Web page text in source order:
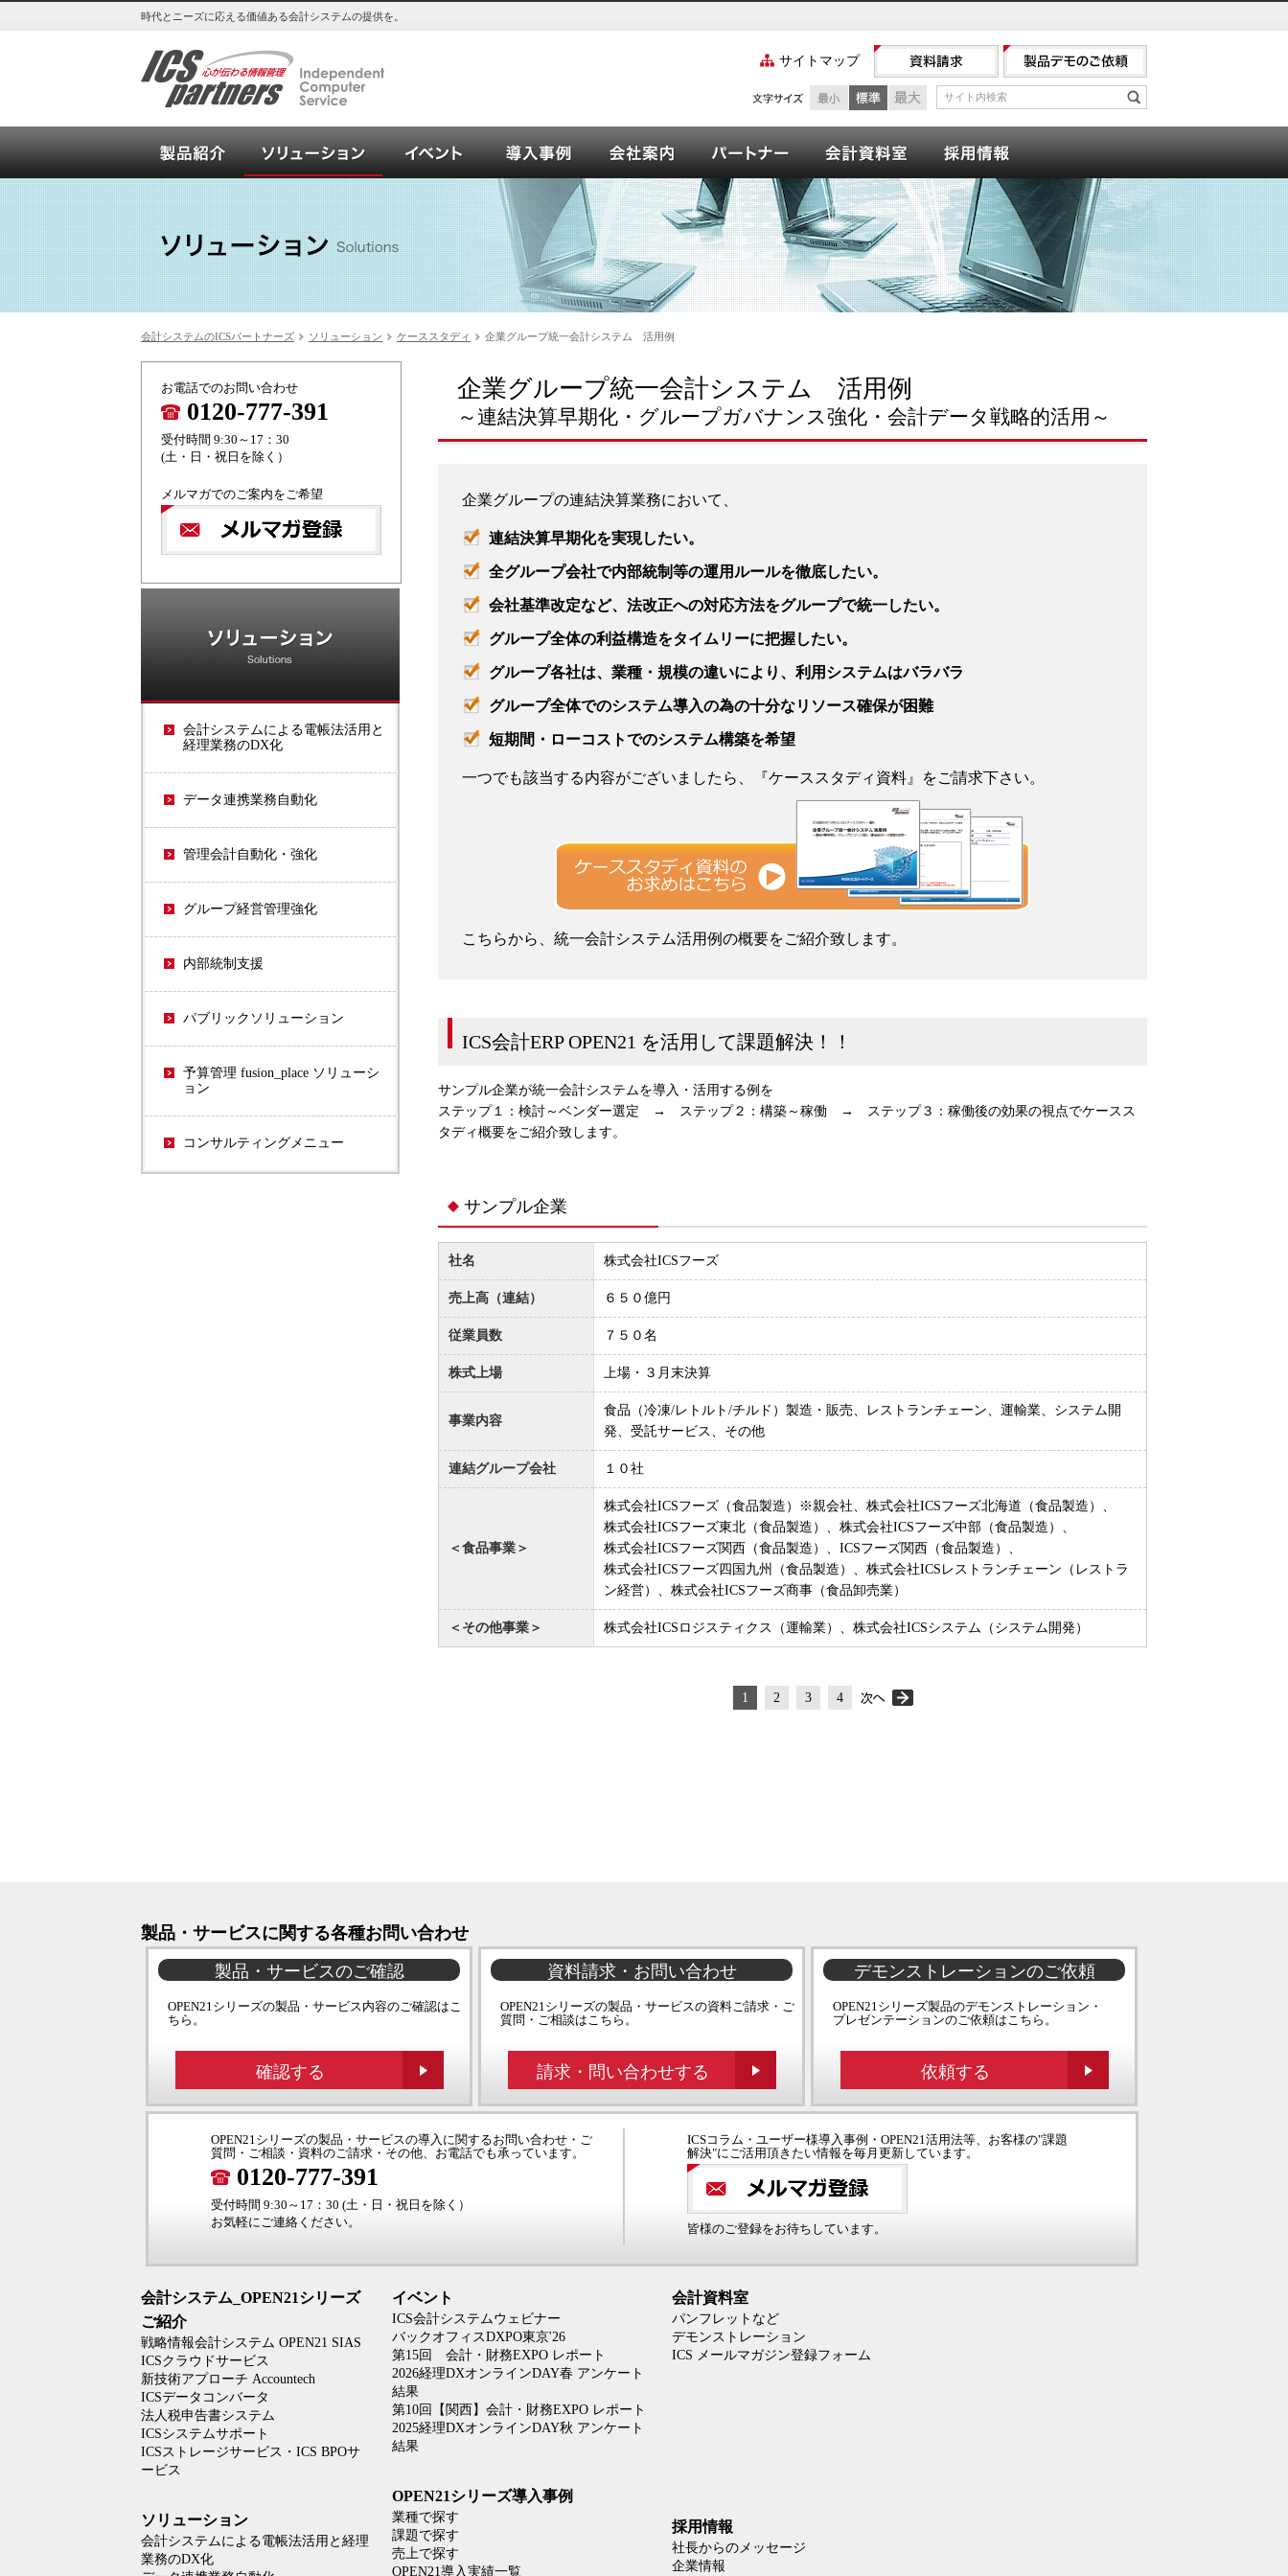
時代とニーズに応える価値ある会計システムの提供を。
サイトマップ
最小 標準 最大サイト内検索
会計システム_OPEN21シリーズご紹介
ソリューション イベント OPEN21シリーズ導入事例
会社案内 パートナー 会計資料室
会計システムのICSパートナーズ ソリューション ケーススタディ 企業グループ統一会計システム 活用例
お電話でのお問い合わせ
0120-777-391
受付時間 9:30～17：30
(土・日・祝日を除く）
メルマガでのご案内をご希望
ソリューション
会計システムによる電帳法活用と
経理業務のDX化
データ連携業務自動化
管理会計自動化・強化
グループ経営管理強化
内部統制支援
パブリックソリューション
予算管理 fusion_place ソリューシ
ョン
コンサルティングメニュー
企業グループ統一会計システム 活用例
～連結決算早期化・グループガバナンス強化・会計データ戦略的活用～
企業グループの連結決算業務において、
連結決算早期化を実現したい。
全グループ会社で内部統制等の運用ルールを徹底したい。
会社基準改定など、法改正への対応方法をグループで統一したい。
グループ全体の利益構造をタイムリーに把握したい。
グループ各社は、業種・規模の違いにより、利用システムはバラバラ
グループ全体でのシステム導入の為の十分なリソース確保が困難
短期間・ローコストでのシステム構築を希望
一つでも該当する内容がございましたら、『ケーススタディ資料』をご請求下さい。
こちらから、統一会計システム活用例の概要をご紹介致します。
ICS会計ERP OPEN21 を活用して課題解決！！
サンプル企業が統一会計システムを導入・活用する例を
ステップ１：検討～ベンダー選定 → ステップ２：構築～稼働 → ステップ３：稼働後の効果の視点でケースス
タディ概要をご紹介致します。
サンプル企業
社名 株式会社ICSフーズ
売上高（連結） ６５０億円
従業員数 ７５０名
株式上場 上場・３月末決算
事業内容
食品（冷凍/レトルト/チルド）製造・販売、レストランチェーン、運輸業、システム開
発、受託サービス、その他
連結グループ会社 １０社
＜食品事業＞
株式会社ICSフーズ（食品製造）※親会社、株式会社ICSフーズ北海道（食品製造）、
株式会社ICSフーズ東北（食品製造）、株式会社ICSフーズ中部（食品製造）、
株式会社ICSフーズ関西（食品製造）、ICSフーズ関西（食品製造）、
株式会社ICSフーズ四国九州（食品製造）、株式会社ICSレストランチェーン（レストラ
ン経営）、株式会社ICSフーズ商事（食品卸売業）
＜その他事業＞ 株式会社ICSロジスティクス（運輸業）、株式会社ICSシステム（システム開発）
1 2 3 4
製品・サービスに関する各種お問い合わせ
製品・サービスのご確認
OPEN21シリーズの製品・サービス内容のご確認はこ
ちら。
確認する
資料請求・お問い合わせ
OPEN21シリーズの製品・サービスの資料ご請求・ご
質問・ご相談はこちら。
請求・問い合わせする
デモンストレーションのご依頼
OPEN21シリーズ製品のデモンストレーション・
プレゼンテーションのご依頼はこちら。
依頼する
OPEN21シリーズの製品・サービスの導入に関するお問い合わせ・ご
質問・ご相談・資料のご請求・その他、お電話でも承っています。
0120-777-391
受付時間 9:30～17：30 (土・日・祝日を除く）
お気軽にご連絡ください。
ICSコラム・ユーザー様導入事例・OPEN21活用法等、お客様の"課題
解決"にご活用頂きたい情報を毎月更新しています。
皆様のご登録をお待ちしています。
会計システム_OPEN21シリーズ
ご紹介
戦略情報会計システム OPEN21 SIAS
ICSクラウドサービス
新技術アプローチ Accountech
ICSデータコンバータ
法人税申告書システム
ICSシステムサポート
ICSストレージサービス・ICS BPOサ
ービス
ソリューション
会計システムによる電帳法活用と経理
業務のDX化
イベント
ICS会計システムウェビナー
バックオフィスDXPO東京'26
第15回 会計・財務EXPO レポート
2026経理DXオンラインDAY春 アンケート
結果
第10回【関西】会計・財務EXPO レポート
2025経理DXオンラインDAY秋 アンケート
結果
OPEN21シリーズ導入事例
業種で探す
課題で探す
売上で探す
OPEN21導入実績一覧
会計資料室
パンフレットなど
デモンストレーション
ICS メールマガジン登録フォーム
採用情報
社長からのメッセージ
企業情報